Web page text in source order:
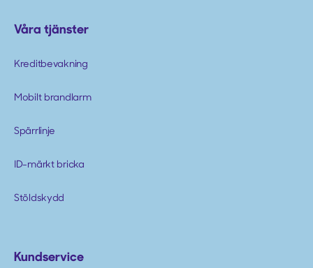
Våra tjänster
Kreditbevakning
Mobilt brandlarm
Spärrlinje
ID-märkt bricka
Stöldskydd
Kundservice